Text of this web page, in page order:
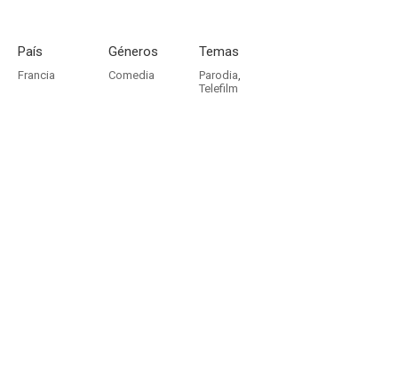
País
Francia
Géneros
Comedia
Temas
Parodia,
Telefilm